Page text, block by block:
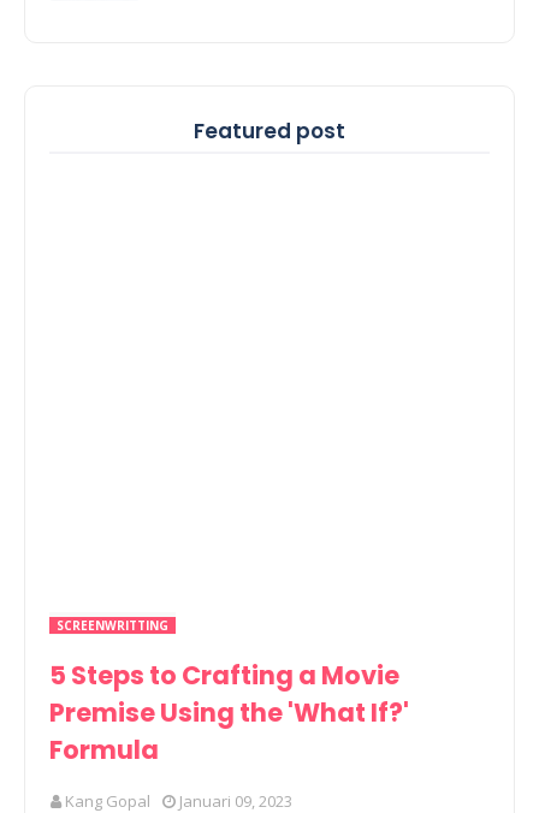
Featured post
SCREENWRITTING
5 Steps to Crafting a Movie
Premise Using the 'What If?'
Formula
Kang Gopal
Januari 09, 2023